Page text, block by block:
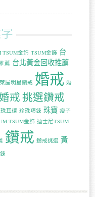
TSUM金飾 TSUM金飾 台
薦 台北黃金回收推薦
屋明星鑽戒 婚戒 婚
戒挑選鑽戒
耳環 珍珠項鍊 珠寶 瘦子
TSUM金飾 迪士尼TSUM
鑽戒 鑽戒挑選 黃